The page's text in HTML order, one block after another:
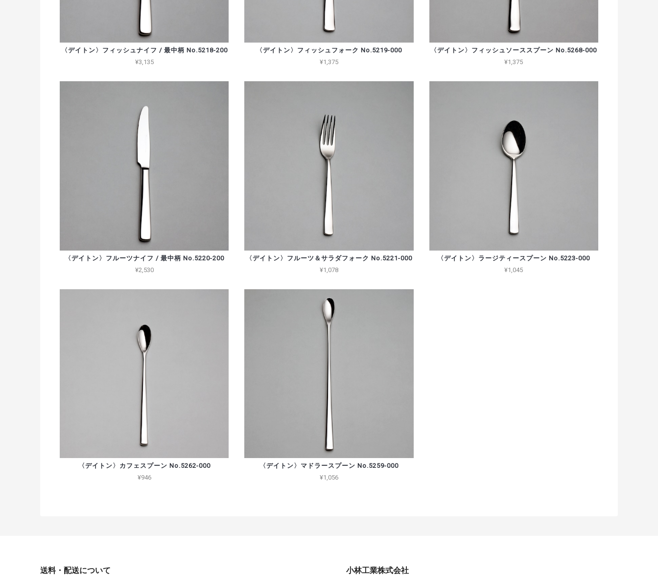
〈デイトン〉フィッシュナイフ / 最中柄 No.5218-200
¥3,135
〈デイトン〉フィッシュフォーク No.5219-000
¥1,375
〈デイトン〉フィッシュソーススプーン No.5268-000
¥1,375
〈デイトン〉フルーツナイフ / 最中柄 No.5220-200
¥2,530
〈デイトン〉フルーツ＆サラダフォーク No.5221-000
¥1,078
〈デイトン〉ラージティースプーン No.5223-000
¥1,045
〈デイトン〉カフェスプーン No.5262-000
¥946
〈デイトン〉マドラースプーン No.5259-000
¥1,056
送料・配送について 小林工業株式会社